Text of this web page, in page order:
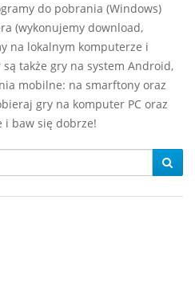
do pobrania (Windows)
(wykonujemy download,
na lokalnym komputerze i
także gry na system Android,
mobilne: na smarftony oraz
gry na komputer PC oraz
i baw się dobrze!